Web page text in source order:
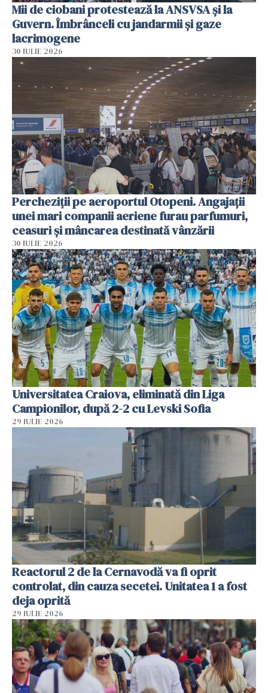
Mii de ciobani protestează la ANSVSA și la
Guvern. Îmbrânceli cu jandarmii și gaze
lacrimogene
30 IULIE 2026
Percheziții pe aeroportul Otopeni. Angajații
unei mari companii aeriene furau parfumuri,
ceasuri și mâncarea destinată vânzării
30 IULIE 2026
Universitatea Craiova, eliminată din Liga
Campionilor, după 2-2 cu Levski Sofia
29 IULIE 2026
Reactorul 2 de la Cernavodă va fi oprit
controlat, din cauza secetei. Unitatea 1 a fost
deja oprită
29 IULIE 2026